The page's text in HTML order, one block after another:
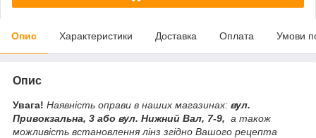
Опис Характеристики Доставка Оплата Умови
Опис
Увага! Наявність оправи в наших магазинах: вул.
Привокзальна, 3 або вул. Нижний Вал, 7-9, а також
можливість встановлення лінз згідно Вашого рецепта